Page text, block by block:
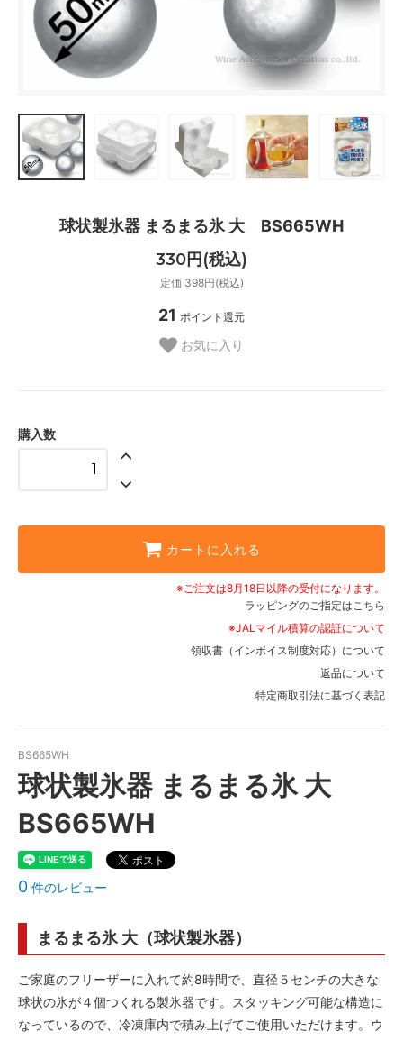
球状製氷器 まるまる氷 大 BS665WH
330円(税込)
定価 398円(税込)
21 ポイント還元
お気に入り
購入数
カートに入れる
※ご注文は8月18日以降の受付になります。
ラッピングのご指定はこちら
※JALマイル積算の認証について
領収書（インボイス制度対応）について
返品について
特定商取引法に基づく表記
BS665WH
球状製氷器 まるまる氷 大
BS665WH
0 件のレビュー
まるまる氷 大（球状製氷器）
ご家庭のフリーザーに入れて約8時間で、直径５センチの大きな
球状の氷が４個つくれる製氷器です。スタッキング可能な構造に
なっているので、冷凍庫内で積み上げてご使用いただけます。ウ